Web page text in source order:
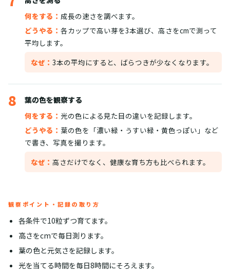
何をする： 成長の速さを調べます。
どうやる： 各カップで高い芽を3本選び、高さをcmで測って
平均します。
なぜ： 3本の平均にすると、ばらつきが少なくなります。
8
葉の色を観察する
何をする： 光の色による見た目の違いを記録します。
どうやる： 葉の色を「濃い緑・うすい緑・黄色っぽい」など
で書き、写真を撮ります。
なぜ： 高さだけでなく、健康な育ち方も比べられます。
観察ポイント・記録の取り方
各条件で10粒ずつ育てます。
高さをcmで毎日測ります。
葉の色と元気さを記録します。
光を当てる時間を毎日8時間にそろえます。